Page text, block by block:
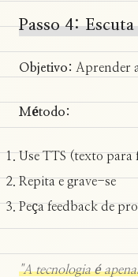
Passo 4:
Objetivo: Aprender
Método:
Use TTS (texto para
Repita e grave-se
Peça feedback de
"A tecnologia é